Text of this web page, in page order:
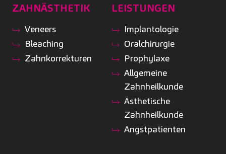
ZAHNÄSTHETIK
Veneers
Bleaching
Zahnkorrekturen
LEISTUNGEN
Implantologie
Oralchirurgie
Prophylaxe
Allgemeine
Zahnheilkunde
Ästhetische
Zahnheilkunde
Angstpatienten